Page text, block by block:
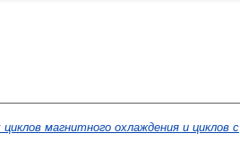
магнитного охлаждения и циклов с